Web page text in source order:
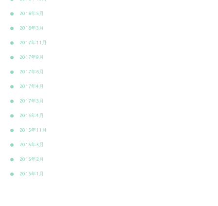
2018年5月
2018年3月
2017年11月
2017年9月
2017年6月
2017年4月
2017年3月
2016年4月
2015年11月
2015年3月
2015年2月
2015年1月